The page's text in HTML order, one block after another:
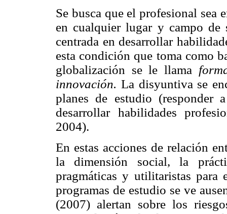
Se busca que el profesional sea
en cualquier lugar y campo de
centrada en desarrollar
esta condición que toma como
globalización se le llama
innovación. La disyuntiva se
planes de estudio (responder
desarrollar habilidades
2004).
En estas acciones de relación
la dimensión social, la
pragmáticas y utilitaristas
programas de estudio se ve
(2007) alertan sobre los